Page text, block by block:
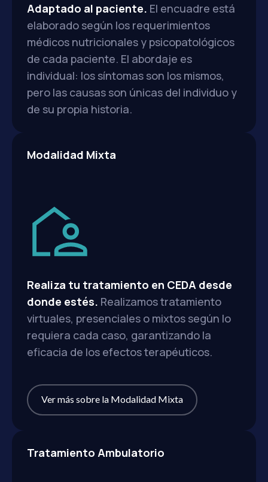
Adaptado al paciente. El encuadre está
elaborado según los requerimientos
médicos nutricionales y psicopatológicos
de cada paciente. El abordaje es
individual: los síntomas son los mismos,
pero las causas son únicas del individuo y
de su propia historia.
Modalidad Mixta
Realiza tu tratamiento en CEDA desde
donde estés. Realizamos tratamiento
virtuales, presenciales o mixtos según lo
requiera cada caso, garantizando la
eficacia de los efectos terapéuticos.
Ver más sobre la Modalidad Mixta
Tratamiento Ambulatorio